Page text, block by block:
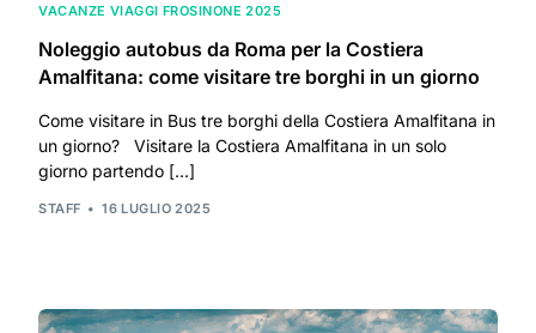
VACANZE VIAGGI FROSINONE 2025
Noleggio autobus da Roma per la Costiera
Amalfitana: come visitare tre borghi in un giorno
Come visitare in Bus tre borghi della Costiera Amalfitana in
un giorno? Visitare la Costiera Amalfitana in un solo
giorno partendo […]
STAFF 16 LUGLIO 2025